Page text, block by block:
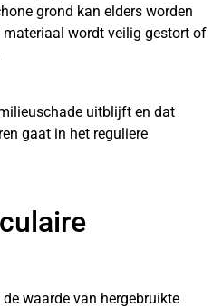
grond kan elders worden
materiaal wordt veilig gestort of
uitblijft en dat
gaat in het reguliere
waarde van hergebruikte